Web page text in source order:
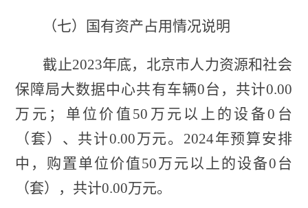
（七）国有资产占用情况说明
截止2023年底，北京市人力资源和社会
保障局大数据中心共有车辆0台，共计0.00
万元；单位价值 50万元以上的设备0台
（套）、共计0.00万元。 2024年预算安排
中，购置单位价值50万元以上的设备0台
（套），共计0.00万元。